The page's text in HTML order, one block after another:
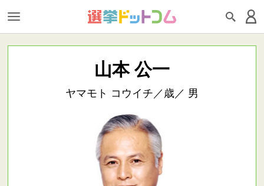
山本 公一
ヤマモト コウイチ／歳／ 男